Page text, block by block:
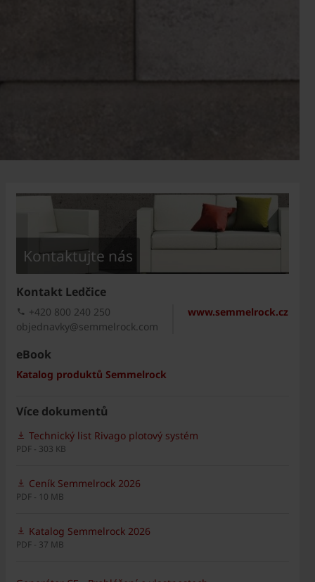
Kontaktujte nás
Kontakt Ledčice
www.semmelrock.cz
+420 800 240 250
objednavky@semmelrock.com
eBook
Katalog produktů Semmelrock
Více dokumentů
Technický list Rivago plotový systém
PDF - 303 KB
Ceník Semmelrock 2026
PDF - 10 MB
Katalog Semmelrock 2026
PDF - 37 MB